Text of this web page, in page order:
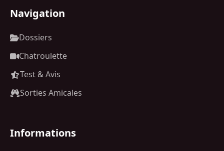
Navigation
Dossiers
Chatroulette
Test & Avis
Sorties Amicales
Informations